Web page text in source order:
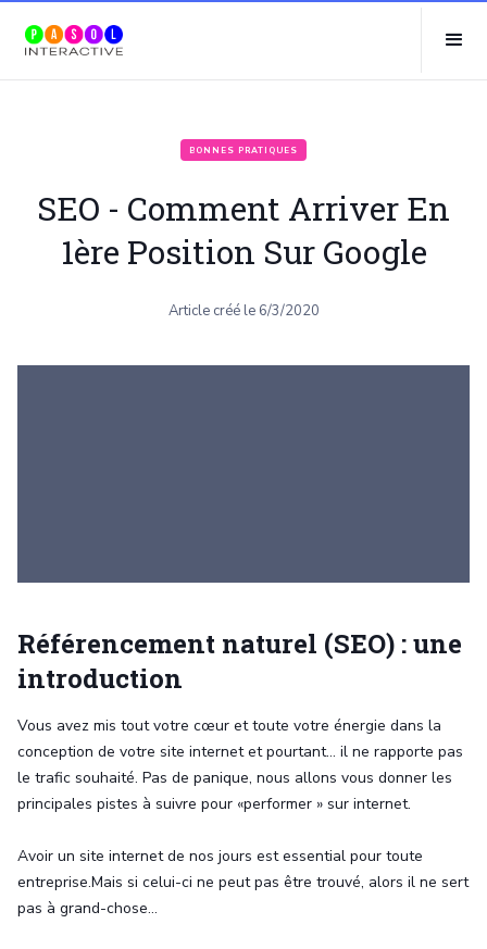
BONNES PRATIQUES
SEO - Comment Arriver En
1ère Position Sur Google
Article créé le 6/3/2020
Référencement naturel (SEO) : une
introduction
Vous avez mis tout votre cœur et toute votre énergie dans la
conception de votre site internet et pourtant… il ne rapporte pas
le trafic souhaité. Pas de panique, nous allons vous donner les
principales pistes à suivre pour «performer » sur internet.
Avoir un site internet de nos jours est essential pour toute
entreprise.Mais si celui-ci ne peut pas être trouvé, alors il ne sert
pas à grand-chose…